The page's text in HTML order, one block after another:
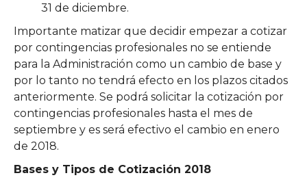
31 de diciembre.
Importante matizar que decidir empezar a cotizar
por contingencias profesionales no se entiende
para la Administración como un cambio de base y
por lo tanto no tendrá efecto en los plazos citados
anteriormente. Se podrá solicitar la cotización por
contingencias profesionales hasta el mes de
septiembre y es será efectivo el cambio en enero
de 2018.
Bases y Tipos de Cotización 2018